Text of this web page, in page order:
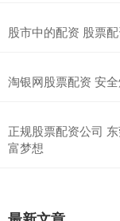
股市中的配资 股票
淘银网股票配资 安
正规股票配资公司
富梦想